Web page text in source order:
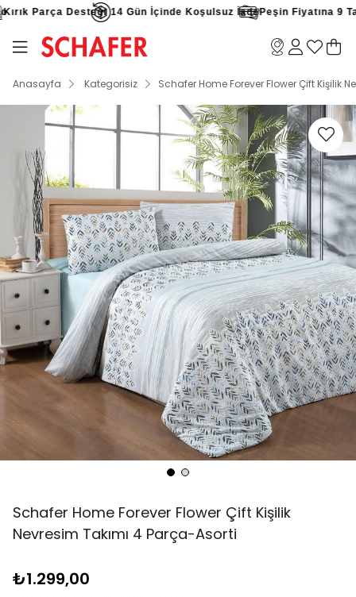
Parça Desteği 14 Gün İçinde Koşulsuz İadePeşin Fiyatına 9
Anasayfa Kategorisiz Schafer Home Forever Flower Çift Kişilik
Schafer Home Forever Flower Çift Kişilik
Nevresim Takımı 4 Parça-Asorti
₺1.299,00